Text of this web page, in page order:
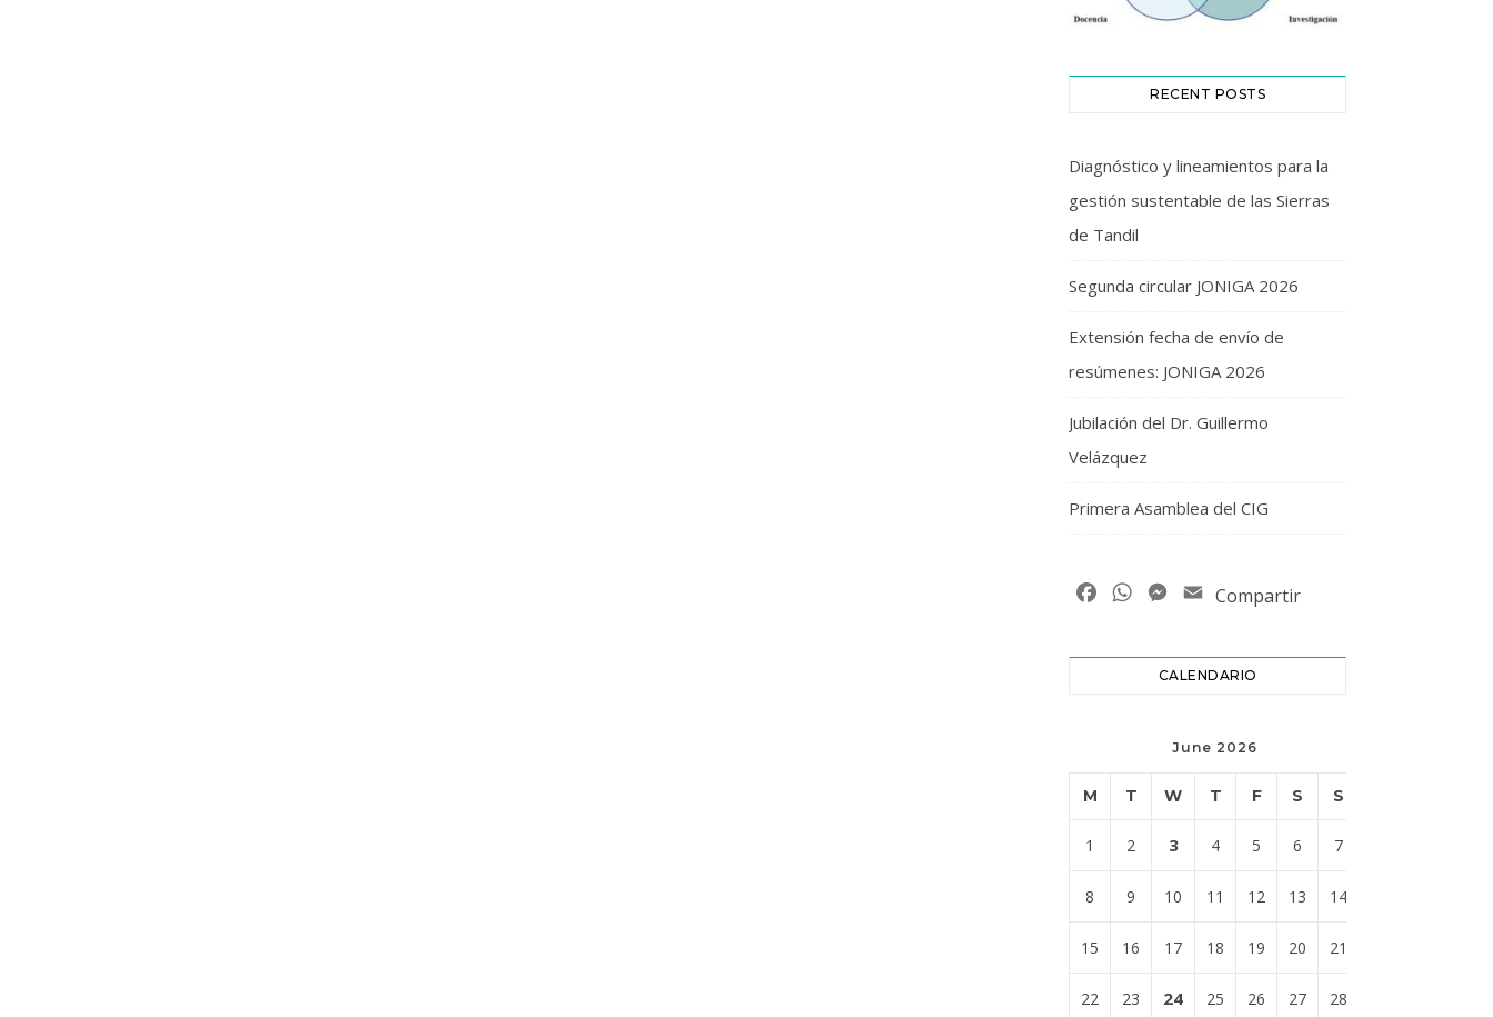
RECENT POSTS
Diagnóstico y lineamientos para la
gestión sustentable de las Sierras
de Tandil
Segunda circular JONIGA 2026
Extensión fecha de envío de
resúmenes: JONIGA 2026
Jubilación del Dr. Guillermo
Velázquez
Primera Asamblea del CIG
FacebookWhatsAppMessenger
Email
Compartir
CALENDARIO
June 2026
M T W T F S S
1 2 3 4 5 6 7
8 9 10 11 12 13 14
15 16 17 18 19 20 21
22 23 24 25 26 27 28